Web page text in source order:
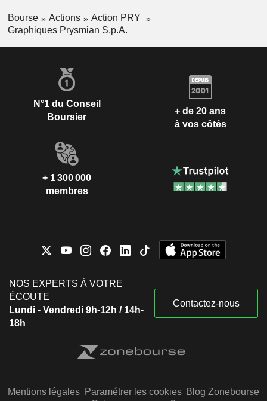
Bourse Actions
Action PRY
Graphiques Prysmian S.p.A.
N°1 du Conseil
Boursier
+ de 20 ans
à vos côtés
+ 1 300 000
membres
NOS EXPERTS À VOTRE
ÉCOUTE
Lundi - Vendredi 9h-12h / 14h-
18h
Contactez-nous
Mentions légales Paramétrer les cookies Blog Zonebourse